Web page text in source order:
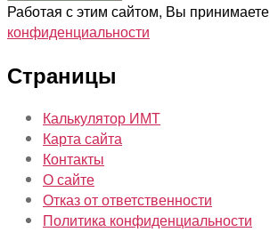
Работая с этим сайтом, Вы принимаете
конфиденциальности
Страницы
Калькулятор ИМТ
Карта сайта
Контакты
О сайте
Отказ от ответственности
Политика конфиденциальности